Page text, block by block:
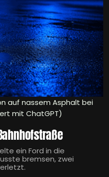
auf nassem Asphalt bei
mit ChatGPT)
ein Ford in die
bremsen, zwei